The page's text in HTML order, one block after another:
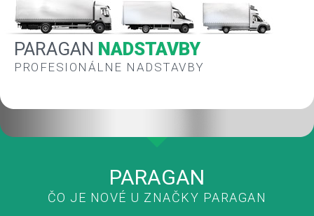
PARAGAN NADSTAVBY
PROFESIONÁLNE NADSTAVBY
PARAGAN
ČO JE NOVÉ U ZNAČKY PARAGAN